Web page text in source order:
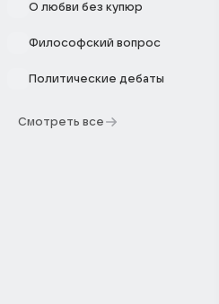
О любви без купюр
Философский вопрос
Политические дебаты
Смотреть все